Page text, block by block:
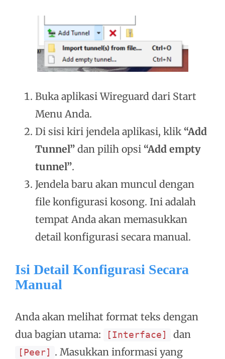
Buka aplikasi Wireguard dari Start
Menu Anda.
Di sisi kiri jendela aplikasi, klik “Add
Tunnel” dan pilih opsi “Add empty
tunnel”.
Jendela baru akan muncul dengan
file konfigurasi kosong. Ini adalah
tempat Anda akan memasukkan
detail konfigurasi secara manual.
Isi Detail Konfigurasi Secara
Manual
Anda akan melihat format teks dengan
dua bagian utama:
[Interface] dan
[Peer]
. Masukkan informasi yang